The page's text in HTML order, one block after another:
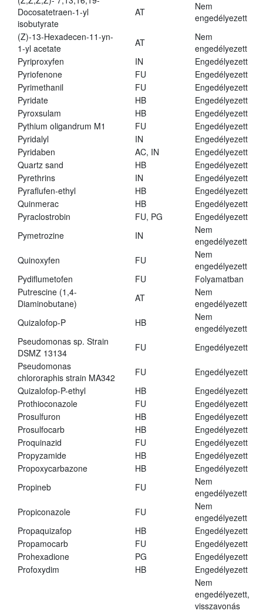
Docosatetraen-1-yl
isobutyrate
AT
Nem
engedélyezett
(Z)-13-Hexadecen-11-yn-
1-yl acetate
AT
Nem
engedélyezett
Pyriproxyfen
IN
Engedélyezett
Pyriofenone
FU
Engedélyezett
Pyrimethanil
FU
Engedélyezett
Pyridate
HB
Engedélyezett
Pyroxsulam
HB
Engedélyezett
Pythium oligandrum M1
FU
Engedélyezett
Pyridalyl
IN
Engedélyezett
Pyridaben
AC, IN
Engedélyezett
Quartz sand
HB
Engedélyezett
Pyrethrins
IN
Engedélyezett
Pyraflufen-ethyl
HB
Engedélyezett
Quinmerac
HB
Engedélyezett
Pyraclostrobin
FU, PG
Engedélyezett
Pymetrozine
IN
Nem
engedélyezett
Quinoxyfen
FU
Nem
engedélyezett
Pydiflumetofen
FU
Folyamatban
Putrescine (1,4-
Diaminobutane)
AT
Nem
engedélyezett
Quizalofop-P
HB
Nem
engedélyezett
Pseudomonas sp. Strain
DSMZ 13134
FU
Engedélyezett
Pseudomonas
chlororaphis strain MA342
FU
Engedélyezett
Quizalofop-P-ethyl
HB
Engedélyezett
Prothioconazole
FU
Engedélyezett
Prosulfuron
HB
Engedélyezett
Prosulfocarb
HB
Engedélyezett
Proquinazid
FU
Engedélyezett
Propyzamide
HB
Engedélyezett
Propoxycarbazone
HB
Engedélyezett
Propineb
FU
Nem
engedélyezett
Propiconazole
FU
Nem
engedélyezett
Propaquizafop
HB
Engedélyezett
Propamocarb
FU
Engedélyezett
Prohexadione
PG
Engedélyezett
Profoxydim
HB
Engedélyezett
Nem
engedélyezett,
visszavonás